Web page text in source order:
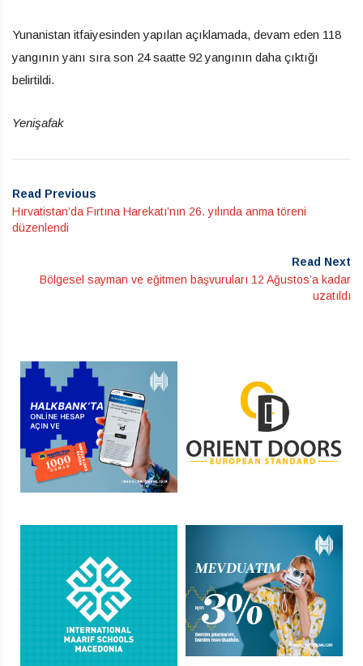
Yunanistan itfaiyesinden yapılan açıklamada, devam eden 118
yangının yanı sıra son 24 saatte 92 yangının daha çıktığı
belirtildi.
Yenişafak
Read Previous
Hırvatistan’da Fırtına Harekatı’nın 26. yılında anma töreni
düzenlendi
Read Next
Bölgesel sayman ve eğitmen başvuruları 12 Ağustos’a kadar
uzatıldı